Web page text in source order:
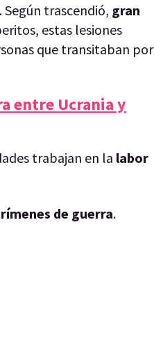
. Según trascendió, gran
estas lesiones
que transitaban por
entre Ucrania y
trabajan en la labor
de guerra.